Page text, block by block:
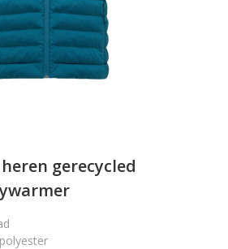
gerecycled